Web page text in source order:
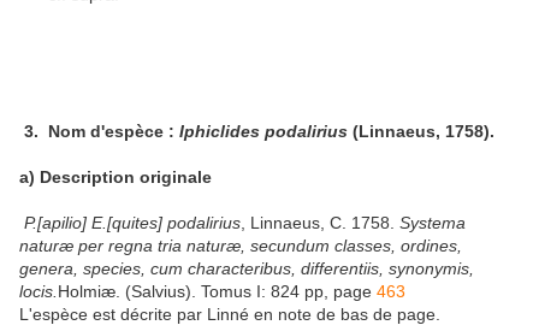
3. Nom d'espèce : Iphiclides podalirius (Linnaeus, 1758).
a) Description originale
P.[apilio] E.[quites] podalirius , Linnaeus, C. 1758. Systema
naturæ per regna tria naturæ, secundum classes, ordines,
genera, species, cum characteribus, differentiis, synonymis,
locis. Holmiæ. (Salvius). Tomus I: 824 pp, page 463
L'espèce est décrite par Linné en note de bas de page.